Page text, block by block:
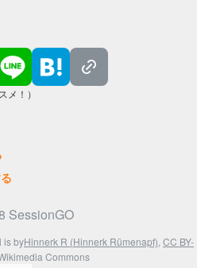
メ！）
SessionGO
is byHinnerk R (Hinnerk Rümenapf), CC BY-
Commons